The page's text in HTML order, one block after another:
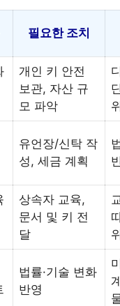
필요한 조치
개인 키 안전
보관, 자산 규
모 파악
유언장/신탁 작
성, 세금 계획
상속자 교육,
문서 및 키 전
달
법률·기술 변화
반영